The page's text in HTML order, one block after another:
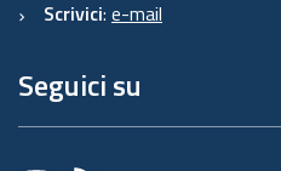
Scrivici: e-mail
Seguici su